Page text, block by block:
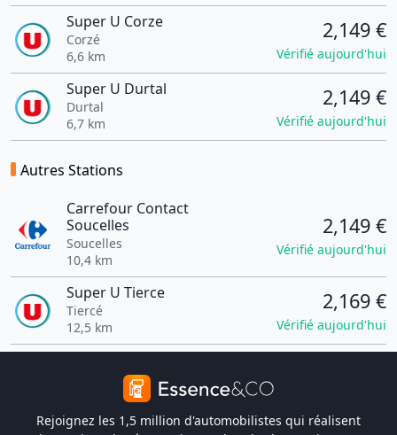
Super U Corze
Corzé
6,6 km
2,149 €
Vérifié aujourd'hui
Super U Durtal
Durtal
6,7 km
2,149 €
Vérifié aujourd'hui
Autres Stations
Carrefour Contact
Soucelles
Soucelles
10,4 km
2,149 €
Vérifié aujourd'hui
Super U Tierce
Tiercé
12,5 km
2,169 €
Vérifié aujourd'hui
Rejoignez les 1,5 million d'automobilistes qui réalisent